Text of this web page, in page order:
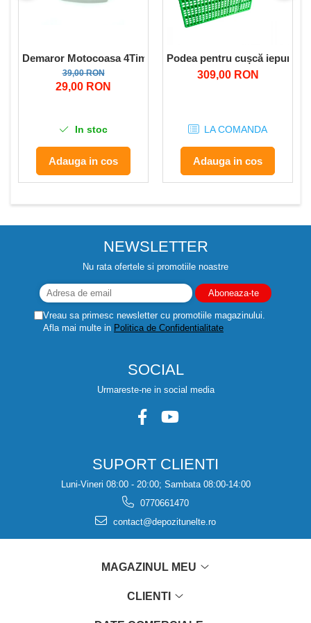
Demaror Motocoasa 4Timpi benzina Tip Procraft T5600
39,00 RON
29,00 RON
In stoc
Adauga in cos
Podea pentru cușcă iepuri
309,00 RON
LA COMANDA
Adauga in cos
NEWSLETTER
Nu rata ofertele si promotiile noastre
Vreau sa primesc newsletter cu promotiile magazinului.
Afla mai multe in Politica de Confidentialitate
SOCIAL
Urmareste-ne in social media
SUPORT CLIENTI
Luni-Vineri 08:00 - 20:00; Sambata 08:00-14:00
0770661470
contact@depozitunelte.ro
MAGAZINUL MEU
CLIENTI